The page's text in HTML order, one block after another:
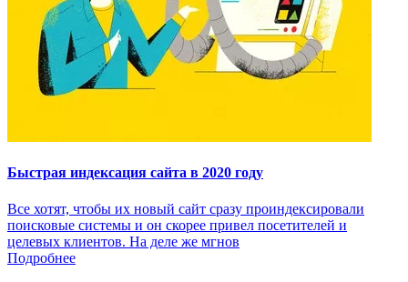
Быстрая индексация сайта в 2020 году
Все хотят, чтобы их новый сайт сразу проиндексировали
поисковые системы и он скорее привел посетителей и
целевых клиентов. На деле же мгнов
Подробнее